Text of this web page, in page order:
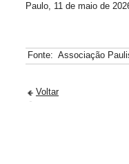
Paulo, 11 de maio de
Fonte: Associação
Voltar